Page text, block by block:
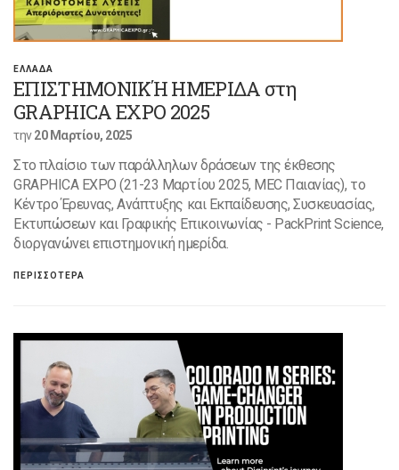
ΕΛΛΑΔΑ
ΕΠΙΣΤΗΜΟΝΙΚΉ ΗΜΕΡIΔΑ στη
GRAPHICA EXPO 2025
την20 Μαρτίου, 2025
Στο πλαίσιο των παράλληλων δράσεων της έκθεσης
GRAPHICA EXPO (21-23 Μαρτίου 2025, MEC Παιανίας), το
Κέντρο Έρευνας, Ανάπτυξης και Εκπαίδευσης, Συσκευασίας,
Εκτυπώσεων και Γραφικής Επικοινωνίας - PackPrint Science,
διοργανώνει επιστημονική ημερίδα.
ΠΕΡΙΣΣΟΤΕΡΑ